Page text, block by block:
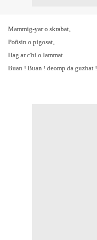
Mammig-yar o skrabat,
Poñsin o pigosat,
Hag ar c'hi o lammat.
Buan ! Buan ! deomp da guzhat !